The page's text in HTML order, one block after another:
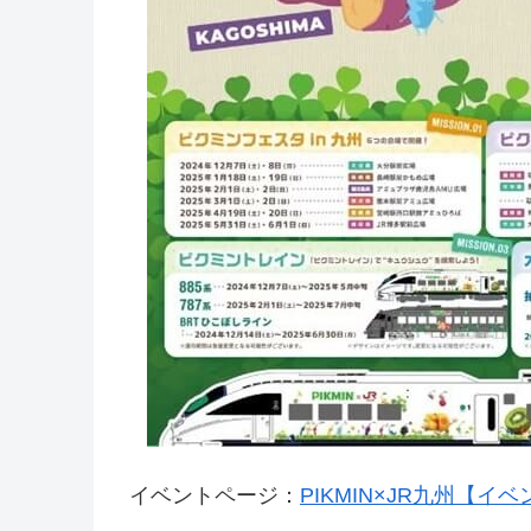
イベントページ： PIKMIN×JR九州【イベ